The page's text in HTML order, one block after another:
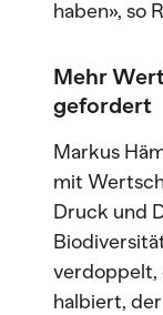
haben», so
Mehr
gefordert
Markus
mit
Druck und
halbiert,